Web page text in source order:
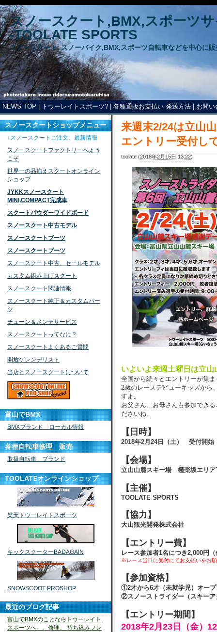
スノースクート,BMX,スポーツ
-TOOLATE SPORTS
スノースクート, スノーバイク,BMX,スポーツ自転車などを中心に
NEWS TOP トウーレイトスポーツ? 各種通販お支払い 発送方法 お問い
来週末2/24は立山
エントリー受付し
toolate (2018年2月15日 13:22)
いよいよ来週土曜日は立
全国から続々とエントリーが集
2歳のレースデビューキッズから
すよ。
お父さん、お母さんも参加でき
ださいね。
【日時】
2018年2月24日（土） 受付開
【会場】
立山山麓スキー場 極楽坂エリ
【主催】
TOOLATE SPORTS
【協力】
大山観光開発株式会社
【エントリー費】
レース参加者1名につき2,000円
※レース当日に受付にてお支払いをお
【参加資格】
①2才から6才（未就学児）オー
②スノーストライダー（スキー
【エントリー期間】
2018年2月23日（金）
スノースクートショップメニュー
↓スノースクートご注文、最新情報
スノースクートファクトリーへよう
こそ
世界一の品揃えスクートオンライン
ショップ
JYKKスノースクート
MINI,COMPACT完成車
スクートパウダーワイドボード
スノースクート中古モデル
スノースクートブーツ
スノースクートブーツ
スノースクート中古、セールモデル
カスタム組み上げスクート
スノースクート関連情報
スノースクート純正＆カスタムパー
ツ
チューン＆メンテサービス
スノースクートってなに？
スノースクートよくあるご質問
開放ゲレンデリスト
当店とスノースクートについて
富山でBMX
BMXブランド ローカル情報
各種自転車修理 販売
取扱自転車 ブランド
TOOLATEオンラインショップ
楽天トウーレイトスポーツ
キックスクーターBADAGAIN
SNOWSCOOT PROSHOP
最近のブログ記事
富山でBMXのことならトウーレイト
スポーツへ。。修理、 持ち込みフレ